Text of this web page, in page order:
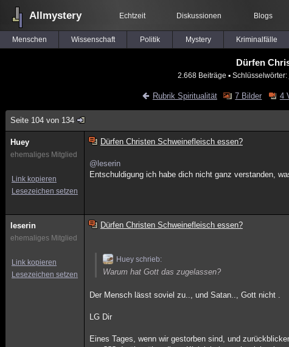
Allmystery Echtzeit Diskussionen Blogs
Menschen Wissenschaft Politik Mystery Kriminalfälle
Dürfen
2.668 Beiträge ▪ Schlüsselwörter:
Rubrik Spiritualität 7 Bilder 4
Seite 104 von 134
Huey
ehemaliges Mitglied
Link kopieren
Lesezeichen setzen
Dürfen Christen Schweinefleisch essen?
@leserin
Entschuldigung ich habe dich nicht ganz verstanden,
leserin
ehemaliges Mitglied
Link kopieren
Lesezeichen setzen
Dürfen Christen Schweinefleisch essen?
Huey schrieb:
Warum hat Gott das zugelassen?
Der Mensch lässt soviel zu.., und Satan.., Gott nicht .
LG Dir
Eines Tages, wenn wir gestorben sind, und